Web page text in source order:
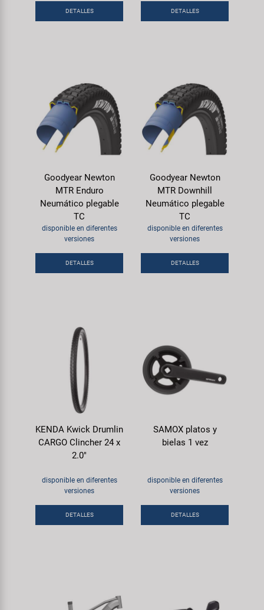
DETALLES DETALLES
Goodyear Newton
MTR Enduro
Neumático plegable
TC
disponible en diferentes
versiones
DETALLES
Goodyear Newton
MTR Downhill
Neumático plegable
TC
disponible en diferentes
versiones
DETALLES
KENDA Kwick Drumlin
CARGO Clincher 24 x
2.0"
disponible en diferentes
versiones
DETALLES
SAMOX platos y
bielas 1 vez
disponible en diferentes
versiones
DETALLES